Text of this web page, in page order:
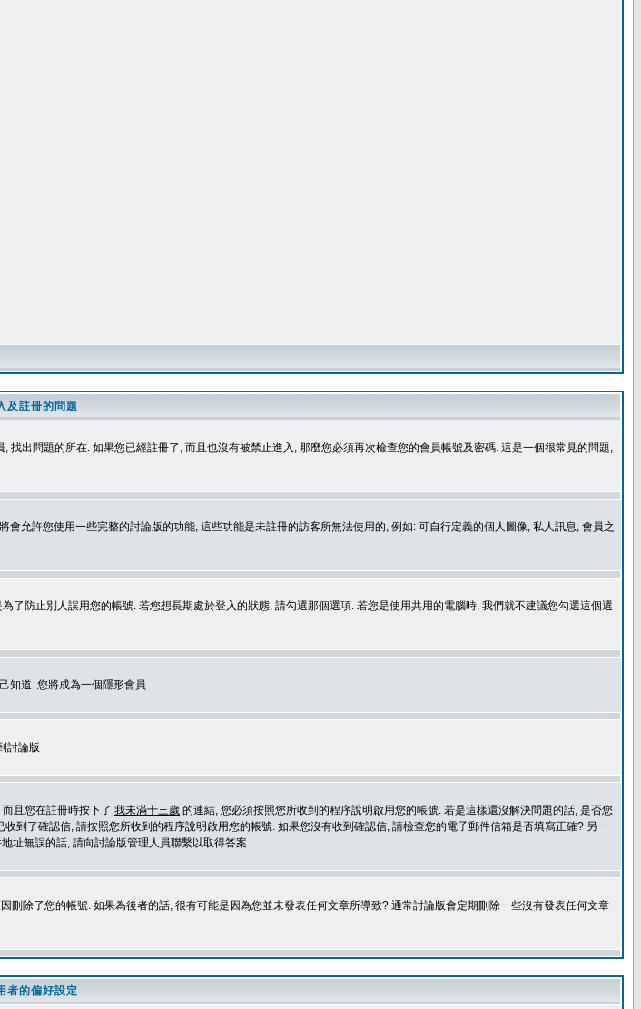
及註冊的問題
出問題的所在. 如果您已經註冊了, 而且也沒有被禁止進入, 那麼您必須再次檢查您的會員帳號及密碼. 這是一個很常見的問題,
允許您使用一些完整的討論版的功能, 這些功能是未註冊的訪客所無法使用的, 例如: 可自行定義的個人圖像, 私人訊息, 會員之
了防止別人誤用您的帳號. 若您想長期處於登入的狀態, 請勾選那個選項. 若您是使用共用的電腦時, 我們就不建議您勾選這個選
知道. 您將成為一個隱形會員
討論版
且您在註冊時按下了 我未滿十三歲 的連結, 您必須按照您所收到的程序說明啟用您的帳號. 若是這樣還沒解決問題的話, 是否您
了確認信, 請按照您所收到的程序說明啟用您的帳號. 如果您沒有收到確認信, 請檢查您的電子郵件信箱是否填寫正確? 另一
址無誤的話, 請向討論版管理人員聯繫以取得答案.
除了您的帳號. 如果為後者的話, 很有可能是因為您並未發表任何文章所導致? 通常討論版會定期刪除一些沒有發表任何文章
者的偏好設定